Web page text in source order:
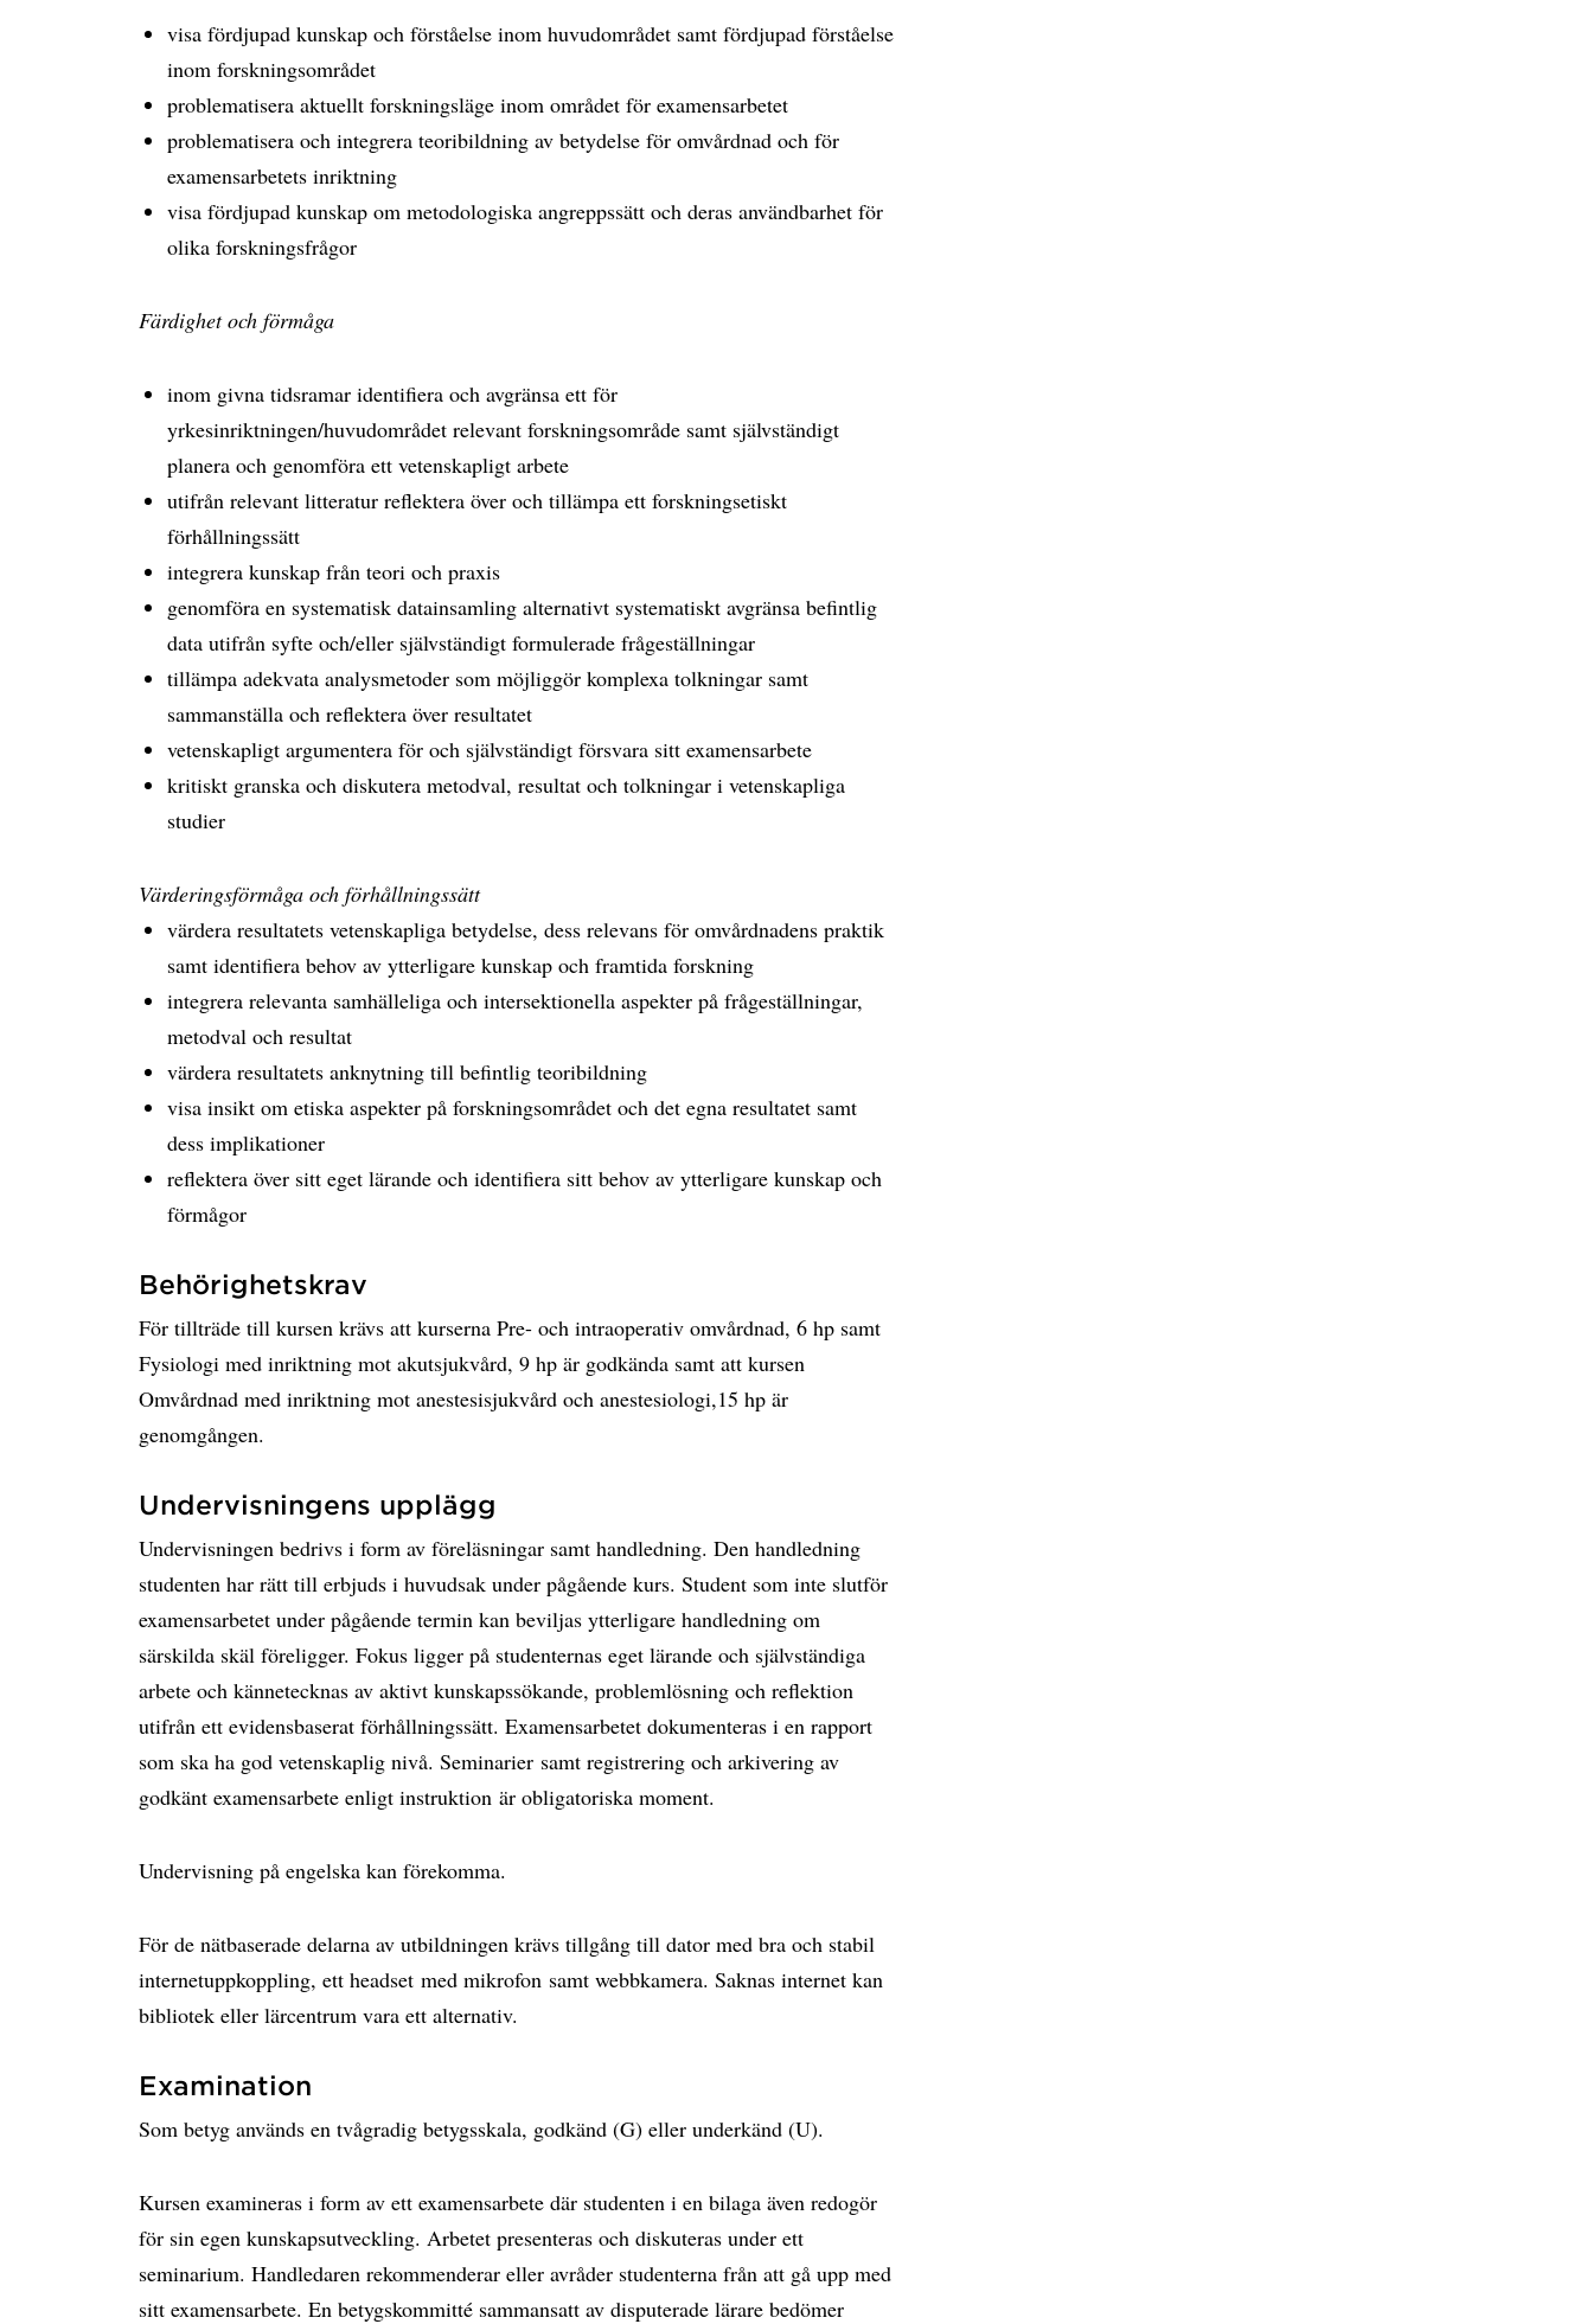
visa fördjupad kunskap och förståelse inom huvudområdet samt fördjupad förståelse
inom forskningsområdet
problematisera aktuellt forskningsläge inom området för examensarbetet
problematisera och integrera teoribildning av betydelse för omvårdnad och för
examensarbetets inriktning
visa fördjupad kunskap om metodologiska angreppssätt och deras användbarhet för
olika forskningsfrågor
Färdighet och förmåga
inom givna tidsramar identifiera och avgränsa ett för
yrkesinriktningen/huvudområdet relevant forskningsområde samt självständigt
planera och genomföra ett vetenskapligt arbete
utifrån relevant litteratur reflektera över och tillämpa ett forskningsetiskt
förhållningssätt
integrera kunskap från teori och praxis
genomföra en systematisk datainsamling alternativt systematiskt avgränsa befintlig
data utifrån syfte och/eller självständigt formulerade frågeställningar
tillämpa adekvata analysmetoder som möjliggör komplexa tolkningar samt
sammanställa och reflektera över resultatet
vetenskapligt argumentera för och självständigt försvara sitt examensarbete
kritiskt granska och diskutera metodval, resultat och tolkningar i vetenskapliga
studier
Värderingsförmåga och förhållningssätt
värdera resultatets vetenskapliga betydelse, dess relevans för omvårdnadens praktik
samt identifiera behov av ytterligare kunskap och framtida forskning
integrera relevanta samhälleliga och intersektionella aspekter på frågeställningar,
metodval och resultat
värdera resultatets anknytning till befintlig teoribildning
visa insikt om etiska aspekter på forskningsområdet och det egna resultatet samt
dess implikationer
reflektera över sitt eget lärande och identifiera sitt behov av ytterligare kunskap och
förmågor
Behörighetskrav
För tillträde till kursen krävs att kurserna Pre- och intraoperativ omvårdnad, 6 hp samt
Fysiologi med inriktning mot akutsjukvård, 9 hp är godkända samt att kursen
Omvårdnad med inriktning mot anestesisjukvård och anestesiologi,15 hp är
genomgången.
Undervisningens upplägg
Undervisningen bedrivs i form av föreläsningar samt handledning. Den handledning
studenten har rätt till erbjuds i huvudsak under pågående kurs. Student som inte slutför
examensarbetet under pågående termin kan beviljas ytterligare handledning om
särskilda skäl föreligger. Fokus ligger på studenternas eget lärande och självständiga
arbete och kännetecknas av aktivt kunskapssökande, problemlösning och reflektion
utifrån ett evidensbaserat förhållningssätt. Examensarbetet dokumenteras i en rapport
som ska ha god vetenskaplig nivå. Seminarier samt registrering och arkivering av
godkänt examensarbete enligt instruktion är obligatoriska moment.
Undervisning på engelska kan förekomma.
För de nätbaserade delarna av utbildningen krävs tillgång till dator med bra och stabil
internetuppkoppling, ett headset med mikrofon samt webbkamera. Saknas internet kan
bibliotek eller lärcentrum vara ett alternativ.
Examination
Som betyg används en tvågradig betygsskala, godkänd (G) eller underkänd (U).
Kursen examineras i form av ett examensarbete där studenten i en bilaga även redogör
för sin egen kunskapsutveckling. Arbetet presenteras och diskuteras under ett
seminarium. Handledaren rekommenderar eller avråder studenterna från att gå upp med
sitt examensarbete. En betygskommitté sammansatt av disputerade lärare bedömer